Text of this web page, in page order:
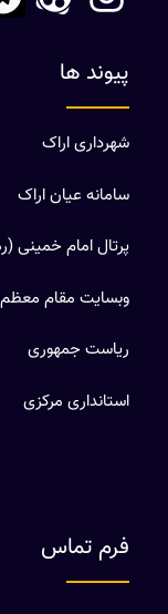
پیوند ها
شهرداری اراک
سامانه عیان اراک
پرتال امام خمینی (ره)
وبسایت مقام معظم
ریاست جمهوری
استانداری مرکزی
فرم تماس